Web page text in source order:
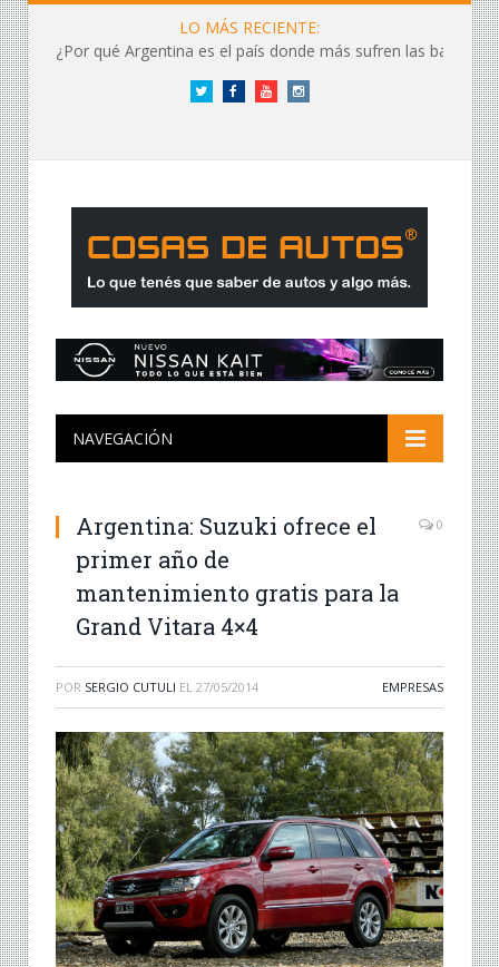
LO MÁS RECIENTE:
¿Por qué Argentina es el país donde más sufren las baterías?
Twitter FacebookYouTubeInstagram
NAVEGACIÓN
Argentina: Suzuki ofrece el
primer año de
mantenimiento gratis para la
Grand Vitara 4×4
0
POR SERGIO CUTULI EL 27/05/2014 EMPRESAS